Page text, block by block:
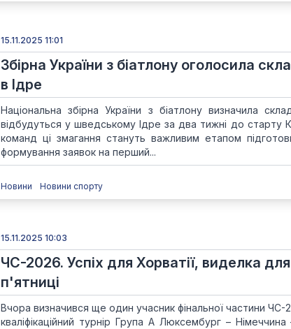
15.11.2025 11:01
Збірна України з біатлону оголосила
в Ідре
Національна збірна України з біатлону визначила
відбудуться у шведському Ідре за два тижні до старту
команд ці змагання стануть важливим етапом
формування заявок на перший...
Новини Новини спорту
15.11.2025 10:03
ЧС-2026. Успіх для Хорватії, виделка
п'ятниці
Вчора визначився ще один учасник фінальної частини
кваліфікаційний турнір Група A Люксембург –